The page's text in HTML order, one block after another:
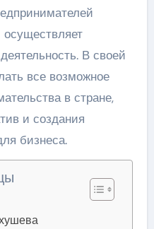
В своей
все возможное
в стране,
и создания
бизнеса.